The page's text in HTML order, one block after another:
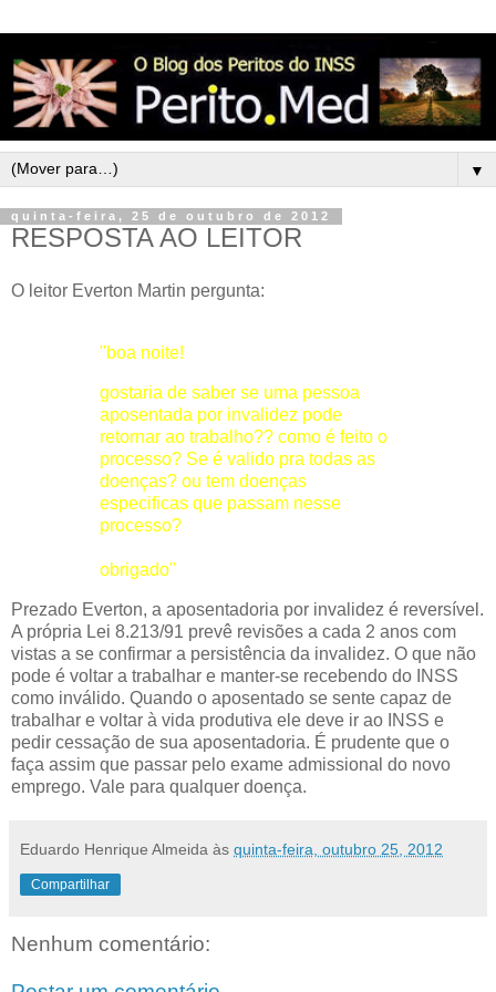
▼
quinta-feira, 25 de outubro de 2012
RESPOSTA AO LEITOR
O leitor Everton Martin pergunta:
"boa noite!
gostaria de saber se uma pessoa
aposentada por invalidez pode
retornar ao trabalho?? como é feito o
processo? Se é valido pra todas as
doenças? ou tem doenças
especificas que passam nesse
processo?
obrigado"
Prezado Everton, a aposentadoria por invalidez é reversível.
A própria Lei 8.213/91 prevê revisões a cada 2 anos com
vistas a se confirmar a persistência da invalidez. O que não
pode é voltar a trabalhar e manter-se recebendo do INSS
como inválido. Quando o aposentado se sente capaz de
trabalhar e voltar à vida produtiva ele deve ir ao INSS e
pedir cessação de sua aposentadoria. É prudente que o
faça assim que passar pelo exame admissional do novo
emprego. Vale para qualquer doença.
Eduardo Henrique Almeida às quinta-feira, outubro 25, 2012
Compartilhar
Nenhum comentário: